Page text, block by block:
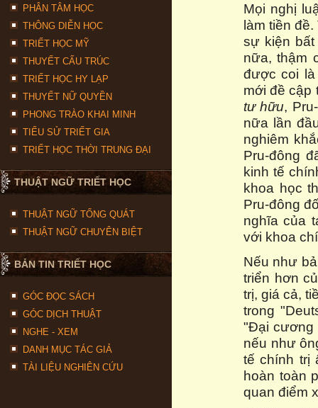
PHÂN TÂM HỌC
THÔNG DIỄN HỌC
TRIẾT HỌC MỸ
THUYẾT CẤU TRÚC
TRIẾT HỌC HY LẠP
THUYẾT NỮ QUYỀN
PHONG TRÀO KHAI MINH
TIỂU SỬ TRIẾT GIA
TRIẾT HỌC THỜI TRUNG ĐẠI
THUẬT NGỮ TRIẾT HỌC
THUẬT NGỮ TỔNG QUÁT
THUẬT NGỮ CHUYÊN BIỆT
BẢN TIN TRIẾT HỌC
GÓC ĐỌC SÁCH
GÓC DỊCH THUẬT
NGHE - XEM
DANH MỤC TÁC GIẢ
TÀI LIỆU NGHIÊN CỨU
Mọi nghị
làm tiền
sự kiện
nữa, thậm
được coi là
mới đề cập
tư hữu,
nữa lần
nghiêm
Pru-đông
kinh tế
khoa học
Pru-đông
nghĩa của
với khoa
Nếu như
triển hơn
trị, giá cả,
trong
"Đại cương
nếu như
tế chính trị
hoàn toàn
quan điểm